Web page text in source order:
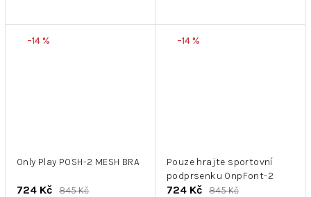
–14 %
Only Play POSH-2 MESH BRA
724 Kč 845 Kč
–14 %
Pouze hrajte sportovní
podprsenku OnpFont-2
724 Kč 845 Kč